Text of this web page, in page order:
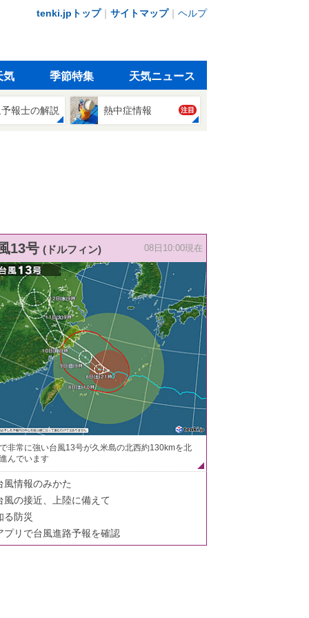
tenki.jpトップ｜ サイトマップ｜ ヘルプ
気 季節特集 天気ニュース
報士の解説 熱中症情報 注目
13号 (ドルフィン) 08日10:00現在
非常に強い台風13号が久米島の北西約130kmを北
んでいます
風情報のみかた
風の接近、上陸に備えて
る防災
プリで台風進路予報を確認